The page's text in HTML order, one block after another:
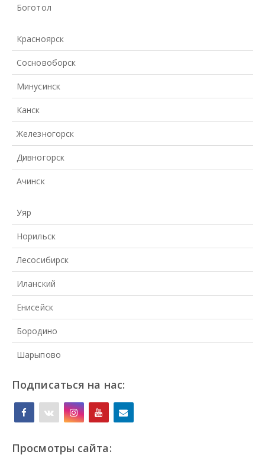
Боготол
Красноярск
Сосновоборск
Минусинск
Канск
Железногорск
Дивногорск
Ачинск
Уяр
Норильск
Лесосибирск
Иланский
Енисейск
Бородино
Шарыпово
Подписаться на нас:
Просмотры сайта: